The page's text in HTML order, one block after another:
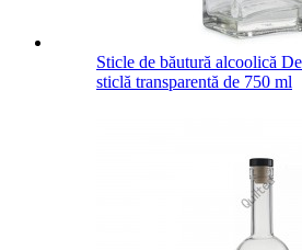
Sticle de băutură alcoolică
sticlă transparentă de 750 ml